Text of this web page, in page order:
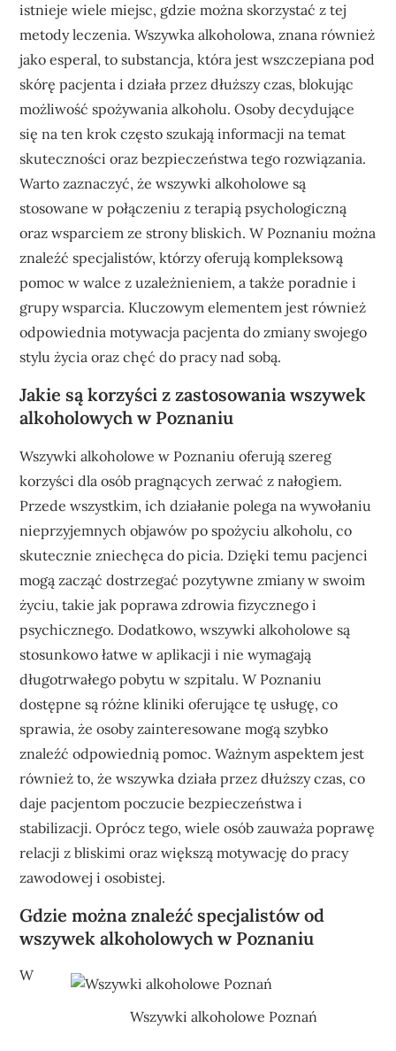
istnieje wiele miejsc, gdzie można skorzystać z tej
metody leczenia. Wszywka alkoholowa, znana również
jako esperal, to substancja, która jest wszczepiana pod
skórę pacjenta i działa przez dłuższy czas, blokując
możliwość spożywania alkoholu. Osoby decydujące
się na ten krok często szukają informacji na temat
skuteczności oraz bezpieczeństwa tego rozwiązania.
Warto zaznaczyć, że wszywki alkoholowe są
stosowane w połączeniu z terapią psychologiczną
oraz wsparciem ze strony bliskich. W Poznaniu można
znaleźć specjalistów, którzy oferują kompleksową
pomoc w walce z uzależnieniem, a także poradnie i
grupy wsparcia. Kluczowym elementem jest również
odpowiednia motywacja pacjenta do zmiany swojego
stylu życia oraz chęć do pracy nad sobą.
Jakie są korzyści z zastosowania wszywek
alkoholowych w Poznaniu
Wszywki alkoholowe w Poznaniu oferują szereg
korzyści dla osób pragnących zerwać z nałogiem.
Przede wszystkim, ich działanie polega na wywołaniu
nieprzyjemnych objawów po spożyciu alkoholu, co
skutecznie zniechęca do picia. Dzięki temu pacjenci
mogą zacząć dostrzegać pozytywne zmiany w swoim
życiu, takie jak poprawa zdrowia fizycznego i
psychicznego. Dodatkowo, wszywki alkoholowe są
stosunkowo łatwe w aplikacji i nie wymagają
długotrwałego pobytu w szpitalu. W Poznaniu
dostępne są różne kliniki oferujące tę usługę, co
sprawia, że osoby zainteresowane mogą szybko
znaleźć odpowiednią pomoc. Ważnym aspektem jest
również to, że wszywka działa przez dłuższy czas, co
daje pacjentom poczucie bezpieczeństwa i
stabilizacji. Oprócz tego, wiele osób zauważa poprawę
relacji z bliskimi oraz większą motywację do pracy
zawodowej i osobistej.
Gdzie można znaleźć specjalistów od
wszywek alkoholowych w Poznaniu
Wszywki alkoholowe Poznań
W